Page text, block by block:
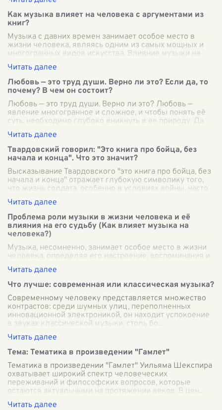
Как музыка влияет на человека с аргументами из
книг?
Музыка с давних времен занимает особое место в
жизни человека, являясь одним из самых мощных и
многогранных видов искусства. Влияние музыки на
людей исследуется великими умами на п
Любовь — это труд души. Верно ли это? Если да, то
почему? В чем он состоит?
Любовь — это труд души. Верно ли это? Любовь —
явление многогранное и сложное, и чтобы понять её
суть, необходимо глубоко вникнуть в ее природу. Да,
любовь действительно можно назв
Твардовский говорил: "Это книга про бойца, без
начала и конца". Что это значит?
Высказывание Твардовского "это книга про бойца, без
начала и конца" отражает глубокую символику того,
что жизнь солдата, особенно в условиях войны, часто
теряет свою линейность и п
Проблема роли музыки в жизни человека и её
влияния на его судьбу (Как влияет музыка на
человека?)
Музыка, несомненно, занимает особое место в жизни
человека, определяя его настроение, воспоминания и
даже поступки. От классических произведений
Бетховена до современных поп-хитов
Что лучше: современная или классическая музыка?
Современному человеку представляется множество
контрастов: среди шумных улиц, переполненных
инновационной электроникой, он находит успокоение
в звуках классической музыки, столь бо
Тема: Тематика в произведении "Гамлет"
Тематика в произведении "Гамлет" Уильяма Шекспира
охватывает широкий спектр человеческих
переживаний и философских вопросов, которые
остаются актуальными на протяжении веков. В цен